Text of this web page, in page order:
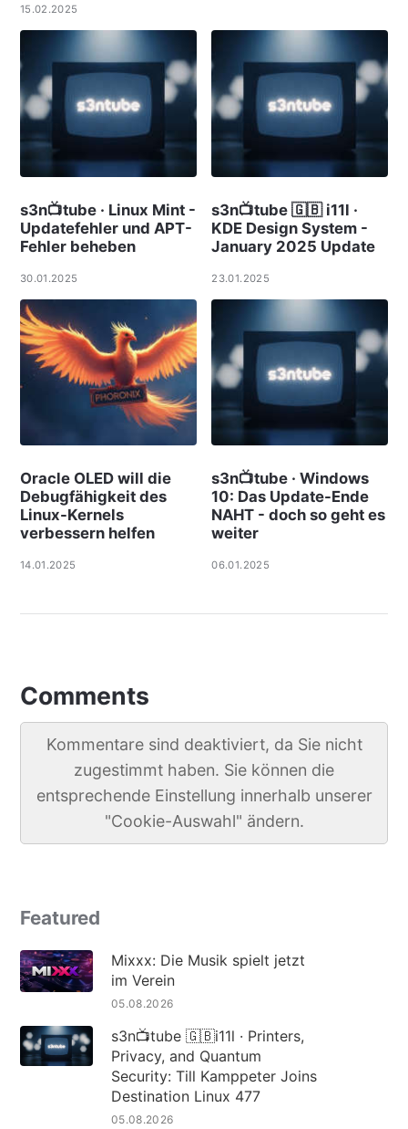
15.02.2025
s3n📺tube · Linux Mint -
Updatefehler und APT-
Fehler beheben
30.01.2025
s3n📺tube 🇬🇧 i11l ·
KDE Design System -
January 2025 Update
23.01.2025
Oracle OLED will die
Debugfähigkeit des
Linux-Kernels
verbessern helfen
14.01.2025
s3n📺tube · Windows
10: Das Update-Ende
NAHT - doch so geht es
weiter
06.01.2025
Comments
Kommentare sind deaktiviert, da Sie nicht
zugestimmt haben. Sie können die
entsprechende Einstellung innerhalb unserer
"Cookie-Auswahl" ändern.
Featured
Mixxx: Die Musik spielt jetzt
im Verein
05.08.2026
s3n📺tube 🇬🇧i11l · Printers,
Privacy, and Quantum
Security: Till Kamppeter Joins
Destination Linux 477
05.08.2026